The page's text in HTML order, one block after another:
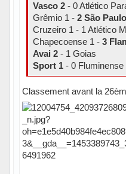
Vasco 2- 0 Atlético
Grêmio 1 - 2 São
Cruzeiro 1 - 1 Atlético
Chapecoense 1 - 3
Avai 2- 1 Goias
Sport 1- 0 Fluminense
Classement avant la